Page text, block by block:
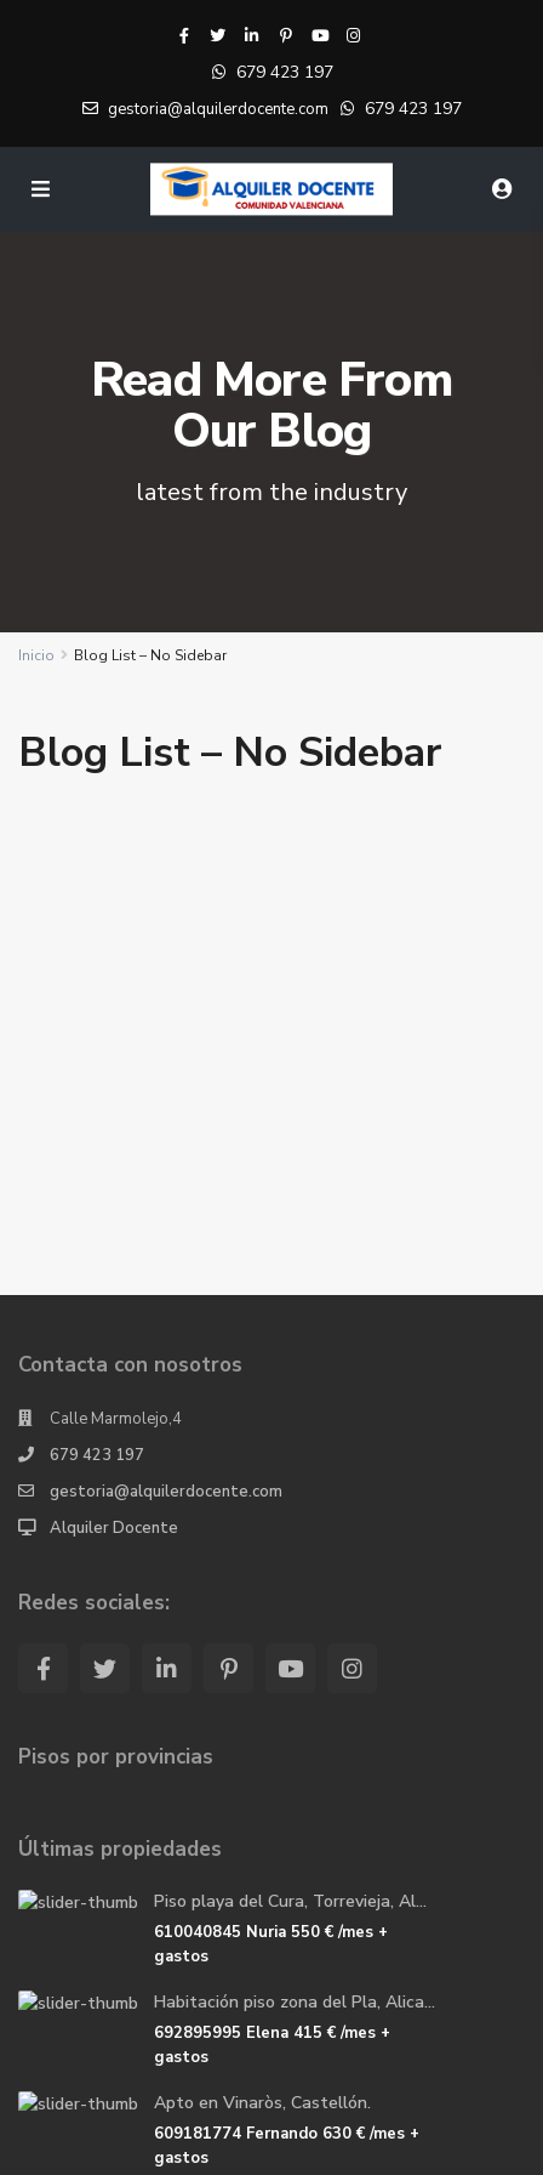
679 423 197
gestoria@alquilerdocente.com 679 423 197
Read More From
Our Blog
latest from the industry
Inicio Blog List – No Sidebar
Blog List – No Sidebar
Contacta con nosotros
Calle Marmolejo,4
679 423 197
gestoria@alquilerdocente.com
Alquiler Docente
Redes sociales:
Pisos por provincias
Últimas propiedades
Piso playa del Cura, Torrevieja, Al...
610040845 Nuria 550 €/mes +
gastos
Habitación piso zona del Pla, Alica...
692895995 Elena 415 €/mes +
gastos
Apto en Vinaròs, Castellón.
609181774 Fernando 630 €/mes +
gastos